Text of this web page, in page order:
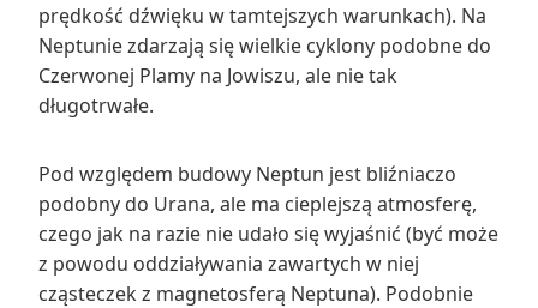
prędkość dźwięku w tamtejszych warunkach). Na
Neptunie zdarzają się wielkie cyklony podobne do
Czerwonej Plamy na Jowiszu, ale nie tak
długotrwałe.
Pod względem budowy Neptun jest bliźniaczo
podobny do Urana, ale ma cieplejszą atmosferę,
czego jak na razie nie udało się wyjaśnić (być może
z powodu oddziaływania zawartych w niej
cząsteczek z magnetosferą Neptuna). Podobnie